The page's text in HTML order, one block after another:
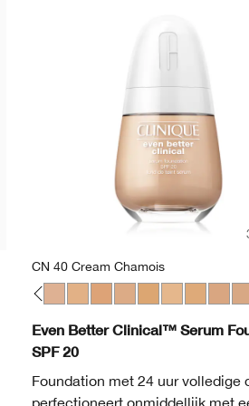
CN 40 Cream Chamois
Even Better Clinical™ Serum
SPF 20
Foundation met 24 uur volledige
perfectioneert onmiddellijk met